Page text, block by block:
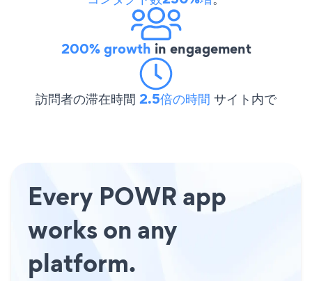
200% growth in engagement
訪問者の滞在時間 2.5倍の時間 サイト内で
Every POWR app
works on any
platform.